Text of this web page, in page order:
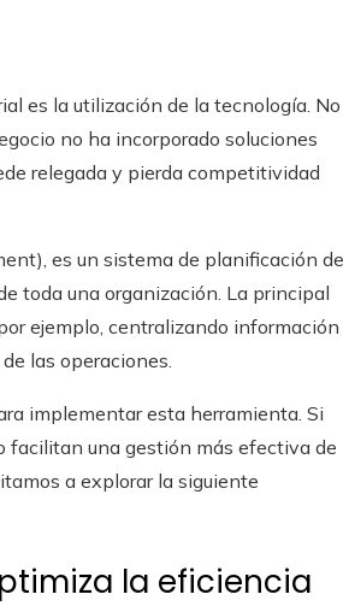
es la utilización de la tecnología. No
no ha incorporado soluciones
relegada y pierda competitividad
es un sistema de planificación de
toda una organización. La principal
ejemplo, centralizando información
las operaciones.
implementar esta herramienta. Si
facilitan una gestión más efectiva de
a explorar la siguiente
la eficiencia